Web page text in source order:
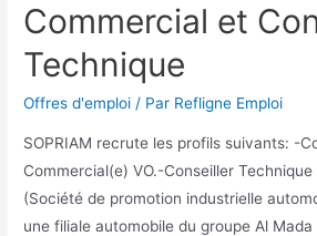
Commercial et
Technique
Offres d'emploi / Par Refligne Emploi
SOPRIAM recrute les profils suivants: -
Commercial(e) VO.-Conseiller
(Société de promotion industrielle
une filiale automobile du groupe Al Mada